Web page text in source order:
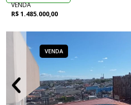
VENDA
R$ 1.485.000,00
VENDA